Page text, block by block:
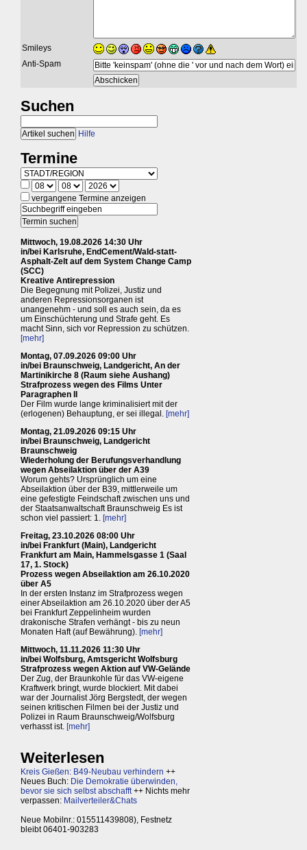
Smileys
Anti-Spam
Suchen
Hilfe
Termine
vergangene Termine anzeigen
Mittwoch, 19.08.2026 14:30 Uhr
in/bei Karlsruhe, EndCement/Wald-statt-
Asphalt-Zelt auf dem System Change Camp
(SCC)
Kreative Antirepression
Die Begegnung mit Polizei, Justiz und
anderen Repressionsorganen ist
unangenehm - und soll es auch sein, da es
um Einschüchterung und Strafe geht. Es
macht Sinn, sich vor Repression zu schützen.
[mehr]
Montag, 07.09.2026 09:00 Uhr
in/bei Braunschweig, Landgericht, An der
Martinikirche 8 (Raum siehe Aushang)
Strafprozess wegen des Films Unter
Paragraphen II
Der Film wurde lange kriminalisiert mit der
(erlogenen) Behauptung, er sei illegal. [mehr]
Montag, 21.09.2026 09:15 Uhr
in/bei Braunschweig, Landgericht
Braunschweig
Wiederholung der Berufungsverhandlung
wegen Abseilaktion über der A39
Worum gehts? Ursprünglich um eine
Abseilaktion über der B39, mittlerweile um
eine gefestigte Feindschaft zwischen uns und
der Staatsanwaltschaft Braunschweig Es ist
schon viel passiert: 1. [mehr]
Freitag, 23.10.2026 08:00 Uhr
in/bei Frankfurt (Main), Landgericht
Frankfurt am Main, Hammelsgasse 1 (Saal
17, 1. Stock)
Prozess wegen Abseilaktion am 26.10.2020
über A5
In der ersten Instanz im Strafprozess wegen
einer Abseilaktion am 26.10.2020 über der A5
bei Frankfurt Zeppelinheim wurden
drakonische Strafen verhängt - bis zu neun
Monaten Haft (auf Bewährung). [mehr]
Mittwoch, 11.11.2026 11:30 Uhr
in/bei Wolfsburg, Amtsgericht Wolfsburg
Strafprozess wegen Aktion auf VW-Gelände
Der Zug, der Braunkohle für das VW-eigene
Kraftwerk bringt, wurde blockiert. Mit dabei
war der Journalist Jörg Bergstedt, der wegen
seinen kritischen Filmen bei der Justiz und
Polizei in Raum Braunschweig/Wolfsburg
verhasst ist. [mehr]
Weiterlesen
Kreis Gießen: B49-Neubau verhindern ++
Neues Buch: Die Demokratie überwinden,
bevor sie sich selbst abschafft++ Nichts mehr
verpassen: Mailverteiler&Chats
Neue Mobilnr.: 015511439808), Festnetz
bleibt 06401-903283